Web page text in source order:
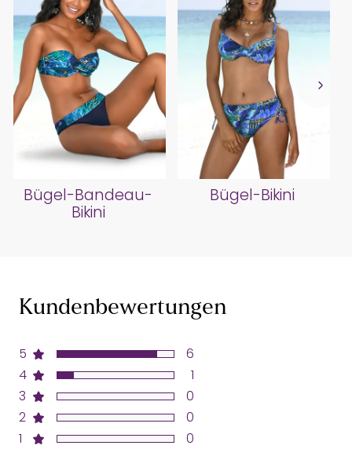
Bügel-Bandeau-
Bikini
Bügel-Bikini
Kundenbewertungen
5
4
3
2
1
6
1
0
0
0